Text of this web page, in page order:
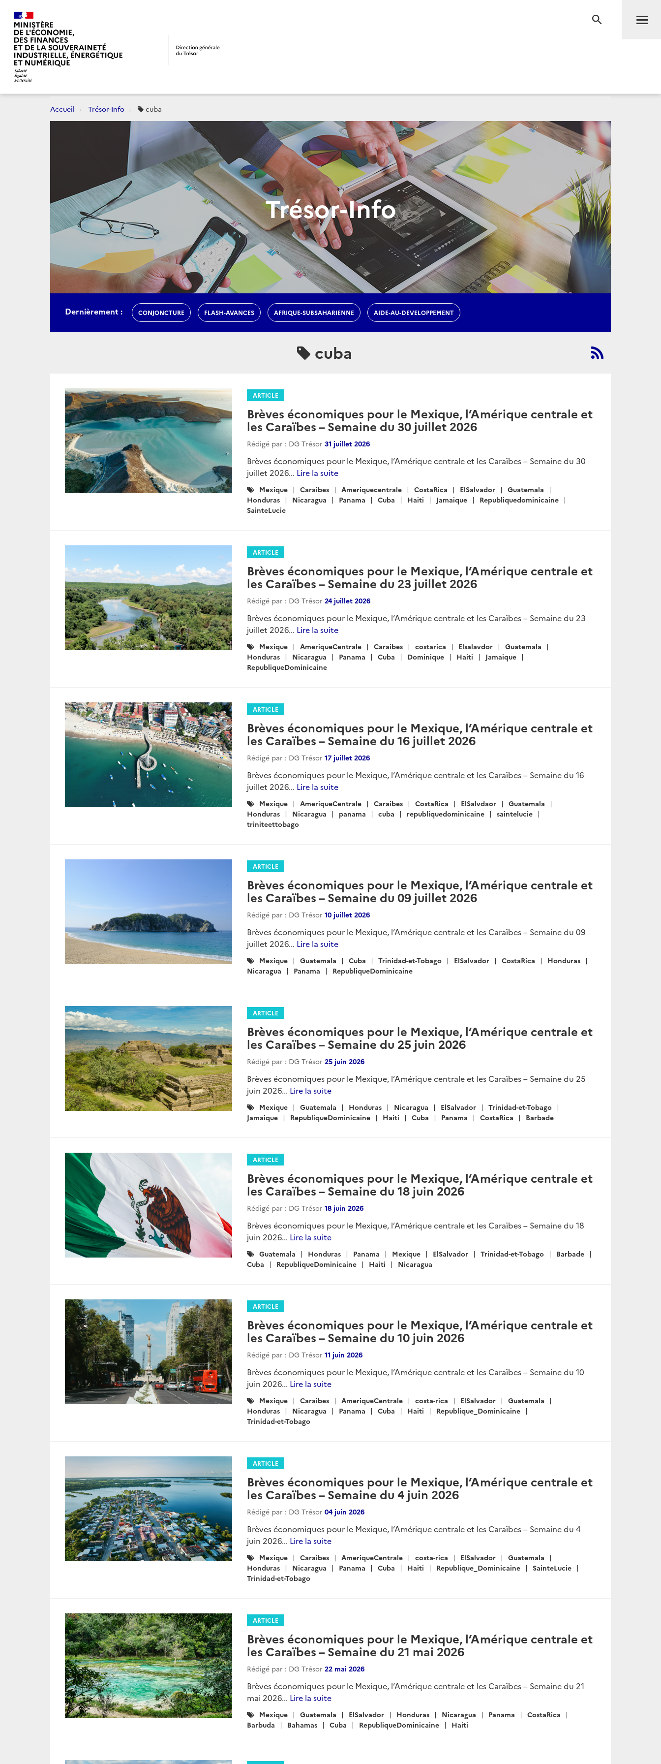
RECHERCHE
Accueil Trésor-Info cuba
Trésor-Info
Dernièrement : CONJONCTURE FLASH-AVANCES AFRIQUE-SUBSAHARIENNE AIDE-AU-DEVELOPPEMENT
cuba
ARTICLE
Brèves économiques pour le Mexique, l’Amérique centrale et
les Caraïbes – Semaine du 30 juillet 2026
Rédigé par : DG Trésor 31 juillet 2026
Brèves économiques pour le Mexique, l’Amérique centrale et les Caraïbes – Semaine du 30
juillet 2026... Lire la suite
Catégories
:
Mexique Caraibes Ameriquecentrale CostaRica ElSalvador
Guatemala
Honduras
Nicaragua Panama Cuba Haiti Jamaique
Republiquedominicaine
SainteLucie
ARTICLE
Brèves économiques pour le Mexique, l’Amérique centrale et
les Caraïbes – Semaine du 23 juillet 2026
Rédigé par : DG Trésor 24 juillet 2026
Brèves économiques pour le Mexique, l’Amérique centrale et les Caraïbes – Semaine du 23
juillet 2026... Lire la suite
Catégories
:
Mexique AmeriqueCentrale Caraibes costarica Elsalavdor
Guatemala
Honduras
Nicaragua Panama Cuba Dominique Haiti
Jamaique
RepubliqueDominicaine
ARTICLE
Brèves économiques pour le Mexique, l’Amérique centrale et
les Caraïbes – Semaine du 16 juillet 2026
Rédigé par : DG Trésor 17 juillet 2026
Brèves économiques pour le Mexique, l’Amérique centrale et les Caraïbes – Semaine du 16
juillet 2026... Lire la suite
Catégories
:
Mexique AmeriqueCentrale Caraibes CostaRica ElSalvdaor
Guatemala
Honduras
Nicaragua panama cuba republiquedominicaine
saintelucie
triniteettobago
ARTICLE
Brèves économiques pour le Mexique, l’Amérique centrale et
les Caraïbes – Semaine du 09 juillet 2026
Rédigé par : DG Trésor 10 juillet 2026
Brèves économiques pour le Mexique, l’Amérique centrale et les Caraïbes – Semaine du 09
juillet 2026... Lire la suite
Catégories
:
Mexique Guatemala Cuba Trinidad-et-Tobago ElSalvador CostaRica
Honduras
Nicaragua
Panama RepubliqueDominicaine
ARTICLE
Brèves économiques pour le Mexique, l’Amérique centrale et
les Caraïbes – Semaine du 25 juin 2026
Rédigé par : DG Trésor 25 juin 2026
Brèves économiques pour le Mexique, l’Amérique centrale et les Caraïbes – Semaine du 25
juin 2026... Lire la suite
Catégories
:
Mexique Guatemala Honduras Nicaragua ElSalvador
Trinidad-et-Tobago
Jamaique
RepubliqueDominicaine Haiti Cuba Panama CostaRica Barbade
ARTICLE
Brèves économiques pour le Mexique, l’Amérique centrale et
les Caraïbes – Semaine du 18 juin 2026
Rédigé par : DG Trésor 18 juin 2026
Brèves économiques pour le Mexique, l’Amérique centrale et les Caraïbes – Semaine du 18
juin 2026... Lire la suite
Catégories
:
Guatemala Honduras Panama Mexique ElSalvador Trinidad-et-Tobago
Barbade
Cuba
RepubliqueDominicaine Haiti Nicaragua
ARTICLE
Brèves économiques pour le Mexique, l’Amérique centrale et
les Caraïbes – Semaine du 10 juin 2026
Rédigé par : DG Trésor 11 juin 2026
Brèves économiques pour le Mexique, l’Amérique centrale et les Caraïbes – Semaine du 10
juin 2026... Lire la suite
Catégories
:
Mexique Caraibes AmeriqueCentrale costa-rica ElSalvador
Guatemala
Honduras
Nicaragua Panama Cuba Haiti
Republique_Dominicaine
Trinidad-et-Tobago
ARTICLE
Brèves économiques pour le Mexique, l’Amérique centrale et
les Caraïbes – Semaine du 4 juin 2026
Rédigé par : DG Trésor 04 juin 2026
Brèves économiques pour le Mexique, l’Amérique centrale et les Caraïbes – Semaine du 4
juin 2026... Lire la suite
Catégories
:
Mexique Caraibes AmeriqueCentrale costa-rica ElSalvador
Guatemala
Honduras
Nicaragua Panama Cuba Haiti Republique_Dominicaine
SainteLucie
Trinidad-et-Tobago
ARTICLE
Brèves économiques pour le Mexique, l’Amérique centrale et
les Caraïbes – Semaine du 21 mai 2026
Rédigé par : DG Trésor 22 mai 2026
Brèves économiques pour le Mexique, l’Amérique centrale et les Caraïbes – Semaine du 21
mai 2026... Lire la suite
Catégories
:
Mexique Guatemala ElSalvador Honduras Nicaragua Panama
CostaRica
Barbuda
Bahamas Cuba RepubliqueDominicaine Haiti